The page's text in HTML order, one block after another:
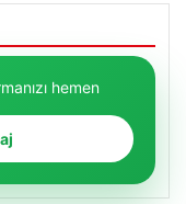
hemen